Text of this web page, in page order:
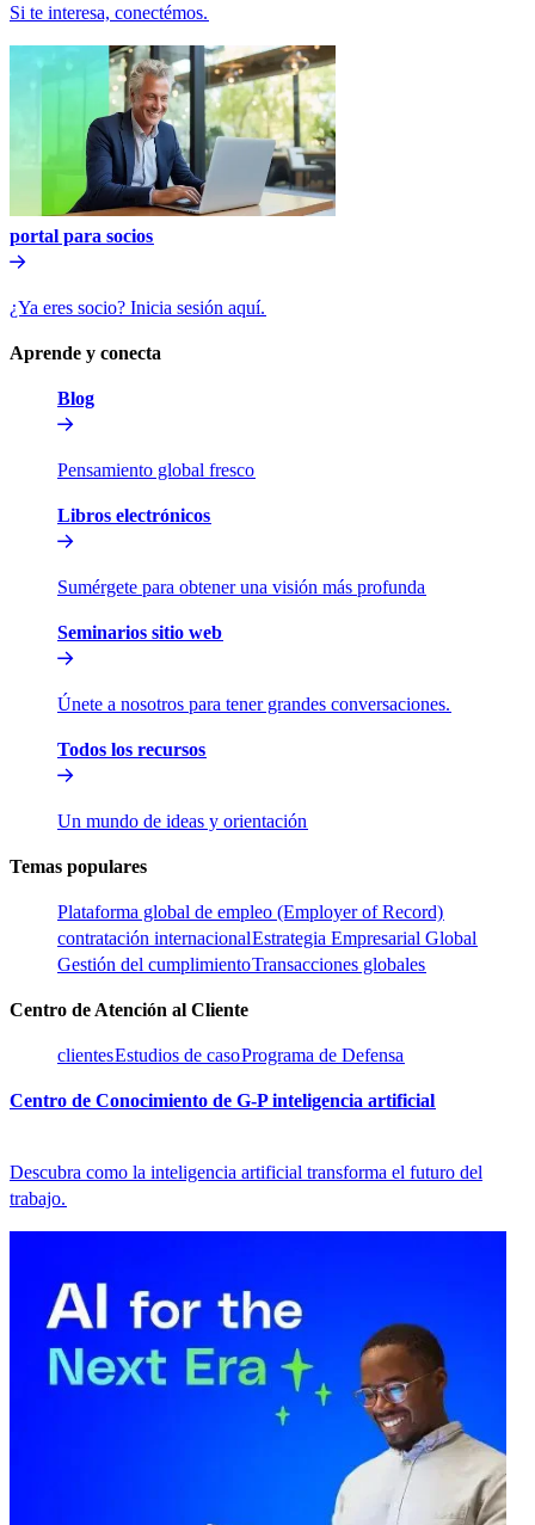
Si te interesa, conectémos.​​
portal para socios​​
¿Ya eres socio? Inicia sesión aquí.​​
Aprende y conecta​​
Blog​​
Pensamiento global fresco​​
Libros electrónicos​​
Sumérgete para obtener una visión más profunda​​
Seminarios sitio web​​
Únete a nosotros para tener grandes conversaciones.​​
Todos los recursos​​
Un mundo de ideas y orientación​​
Temas populares​​
Plataforma global de empleo (Employer of Record)​​
contratación internacional​​Estrategia Empresarial Global​​
Gestión del cumplimiento​​Transacciones globales​​
Centro de Atención al Cliente​​
clientes​​Estudios de caso​​Programa de Defensa​​
Centro de Conocimiento de G-P inteligencia artificial​​
Descubra como la inteligencia artificial transforma el futuro del
trabajo.​​